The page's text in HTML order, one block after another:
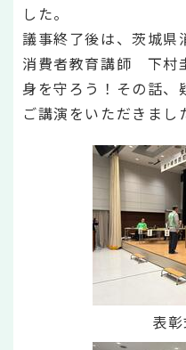
した。
議事終了後は、茨城
消費者教育講師 下村
身を守ろう！その話、
ご講演をいただきまし
表